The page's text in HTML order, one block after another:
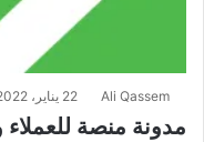
Ali Qassem 22 يناير، 2022
مدونة منصة